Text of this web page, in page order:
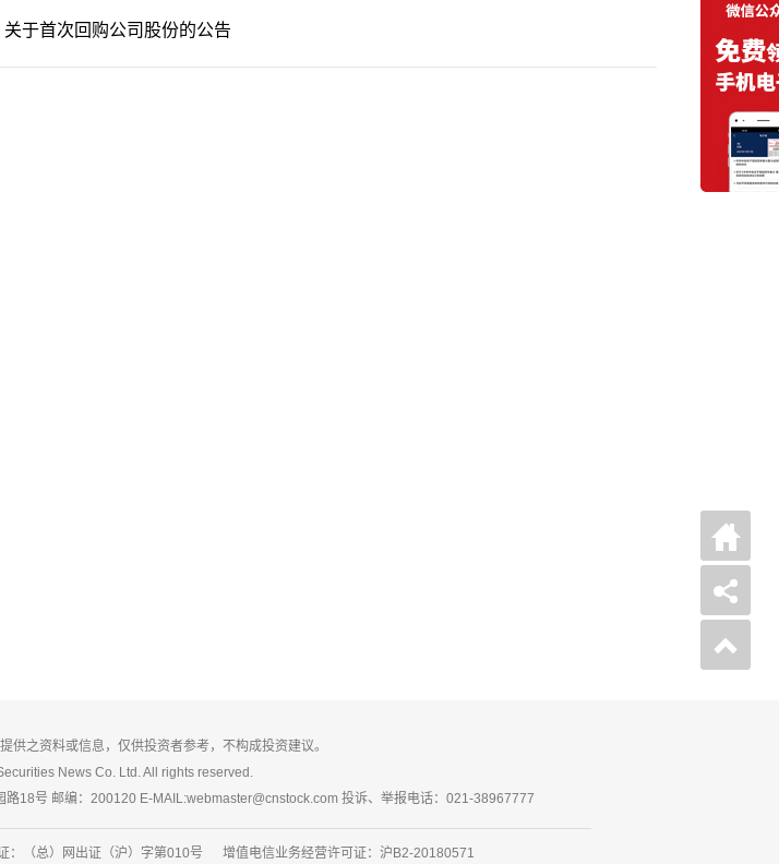
关于首次回购公司股份的公告
供之资料或信息，仅供投资者参考，不构成投资建议。
News Co. Ltd. All rights reserved.
18号 邮编：200120 E-MAIL:webmaster@cnstock.com 投诉、举报电话：021-38967777
（总）网出证（沪）字第010号 增值电信业务经营许可证：沪B2-20180571